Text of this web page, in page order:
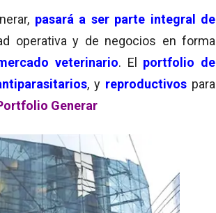
pasará a ser parte integral de
operativa y de negocios en forma
veterinario. El portfolio de
, y reproductivos para
Generar